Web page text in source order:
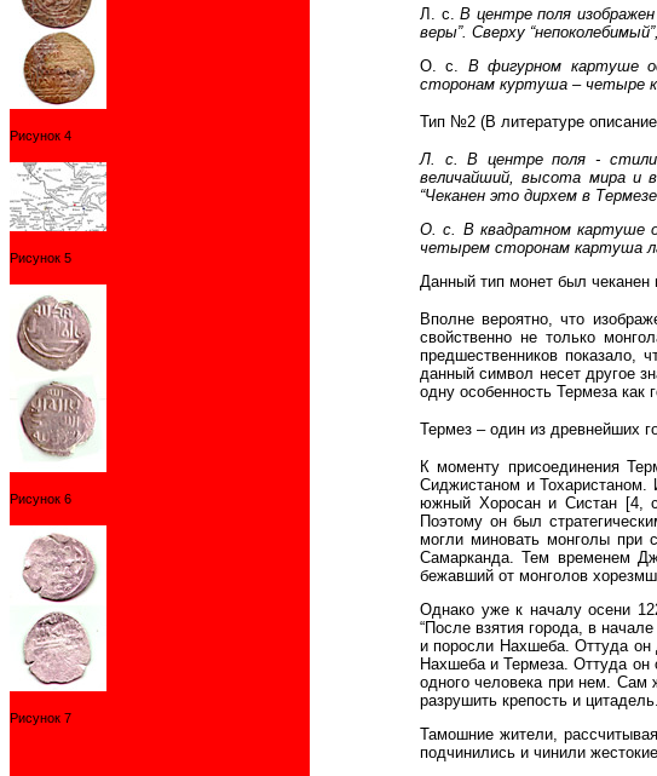
Рисунок 4
Рисунок 5
Рисунок 6
Рисунок 7
Л. с.В центре поля
веры”. Сверху
О. с. В фигурном картуше
сторонам куртуша – четыре
Тип №2 (В литературе
Л. с. В центре поля -
величайший, высота мира и
“Чеканен это дирхем в
О. с. В квадратном картуше
четырем сторонам картуша
Данный тип монет был чеканен
Вполне вероятно, что
свойственно не только
предшественников показало,
данный символ несет другое
одну особенность Термеза как
Термез – один из древнейших
К моменту присоединения
Сиджистаном и Тохаристаном.
южный Хоросан и Систан [4,
Поэтому он был
могли миновать монголы при
Самарканда. Тем временем
бежавший от монголов
Однако уже к началу осени
“После взятия города, в
и поросли Нахшеба. Оттуда он
Нахшеба и Термеза. Оттуда он
одного человека при нем. Сам
разрушить крепость и цитадель.
Тамошние жители,
подчинились и чинили